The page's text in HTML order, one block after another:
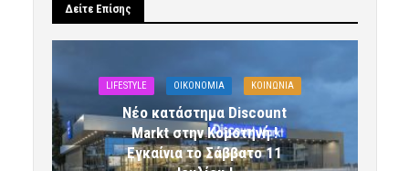
Δείτε Επίσης
LIFESTYLE OIKONOMIA ΚΟΙΝΩΝΙΑ
Νέο κατάστημα Discount
Markt στην Κομοτηνή !
Εγκαίνια το Σάββατο 11